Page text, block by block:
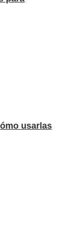
usarlas